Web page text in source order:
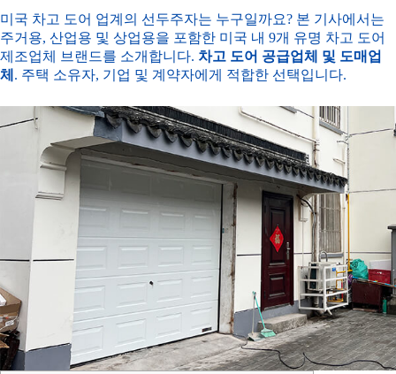
미국 차고 도어 업계의 선두주자는 누구일까요? 본 기사에서는
주거용, 산업용 및 상업용을 포함한 미국 내 9개 유명 차고 도어
제조업체 브랜드를 소개합니다. 차고 도어 공급업체 및 도매업
체 . 주택 소유자, 기업 및 계약자에게 적합한 선택입니다.